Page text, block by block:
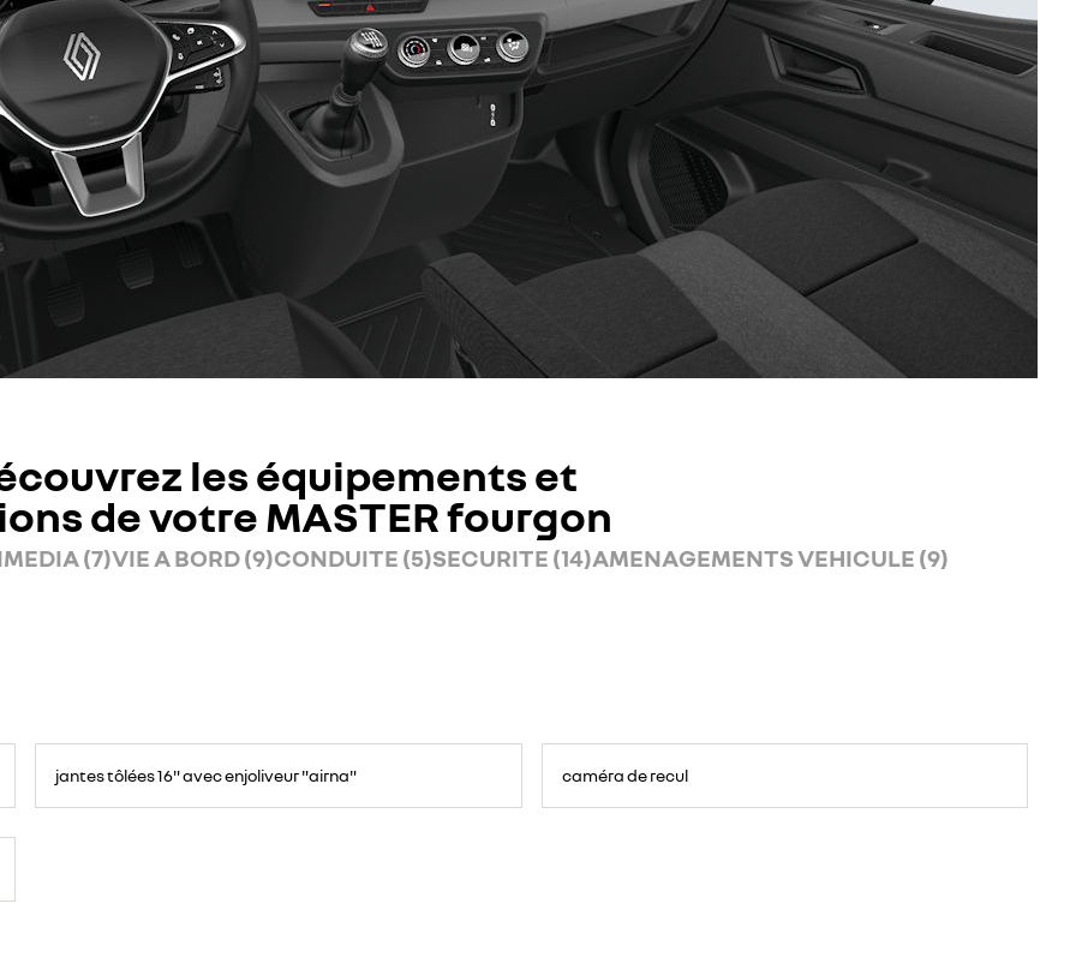
les équipements et
de votre MASTER fourgon
(7)VIE A BORD (9)CONDUITE (5)SECURITE (14)AMENAGEMENTS VEHICULE (9)
jantes tôlées 16" avec enjoliveur "airna" caméra de recul